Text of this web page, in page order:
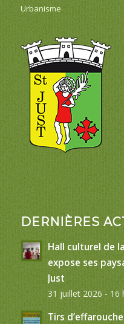
Urbanisme
DERNIÈRES
Hall culturel de
expose ses
Just
31 juillet 2026 - 16
Tirs